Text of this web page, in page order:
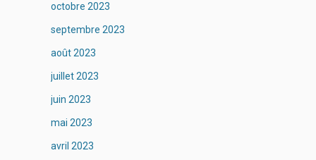
octobre 2023
septembre 2023
août 2023
juillet 2023
juin 2023
mai 2023
avril 2023